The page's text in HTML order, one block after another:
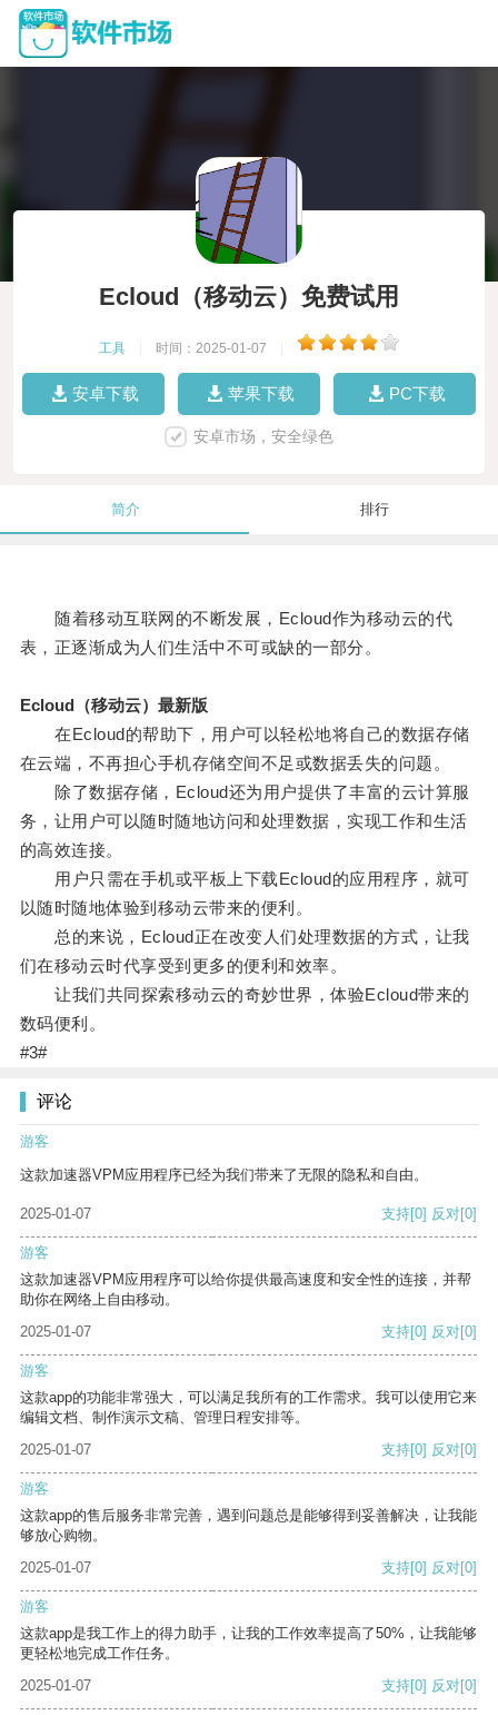
Ecloud（移动云）免费试用
工具 时间：2025-01-07
安卓下载 苹果下载 PC下载
安卓市场，安全绿色
简介 排行
随着移动互联网的不断发展，Ecloud作为移动云的代
表，正逐渐成为人们生活中不可或缺的一部分。
Ecloud（移动云）最新版
在Ecloud的帮助下，用户可以轻松地将自己的数据存储
在云端，不再担心手机存储空间不足或数据丢失的问题。
除了数据存储，Ecloud还为用户提供了丰富的云计算服
务，让用户可以随时随地访问和处理数据，实现工作和生活
的高效连接。
用户只需在手机或平板上下载Ecloud的应用程序，就可
以随时随地体验到移动云带来的便利。
总的来说，Ecloud正在改变人们处理数据的方式，让我
们在移动云时代享受到更多的便利和效率。
让我们共同探索移动云的奇妙世界，体验Ecloud带来的
数码便利。
#3#
评论
游客
这款加速器VPM应用程序已经为我们带来了无限的隐私和自由。
2025-01-07 支持[0] 反对[0]
游客
这款加速器VPM应用程序可以给你提供最高速度和安全性的连接，并帮
助你在网络上自由移动。
2025-01-07
支持[0] 反对[0]
游客
这款app的功能非常强大，可以满足我所有的工作需求。我可以使用它来
编辑文档、制作演示文稿、管理日程安排等。
2025-01-07
支持[0] 反对[0]
游客
这款app的售后服务非常完善，遇到问题总是能够得到妥善解决，让我能
够放心购物。
2025-01-07
支持[0] 反对[0]
游客
这款app是我工作上的得力助手，让我的工作效率提高了50%，让我能够
更轻松地完成工作任务。
2025-01-07
支持[0] 反对[0]